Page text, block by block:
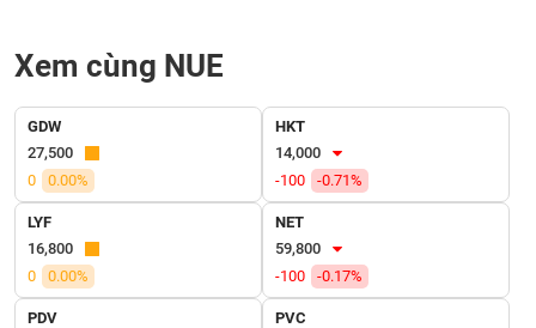
Xem cùng NUE
GDW
27,500
0
0.00%
HKT
14,000
-100
-0.71%
LYF
16,800
0
0.00%
NET
59,800
-100
-0.17%
PDV
PVC
DỊCH
VỤ
TRUYỀN